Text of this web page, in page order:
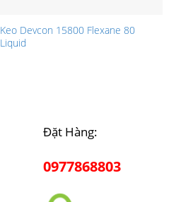
Keo Devcon 15800 Flexane 80
Liquid
Đặt Hàng:
0977868803